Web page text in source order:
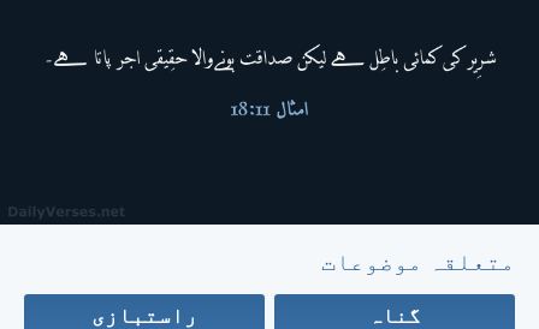
متعلقہ موضوعات
گناہ راستبازی